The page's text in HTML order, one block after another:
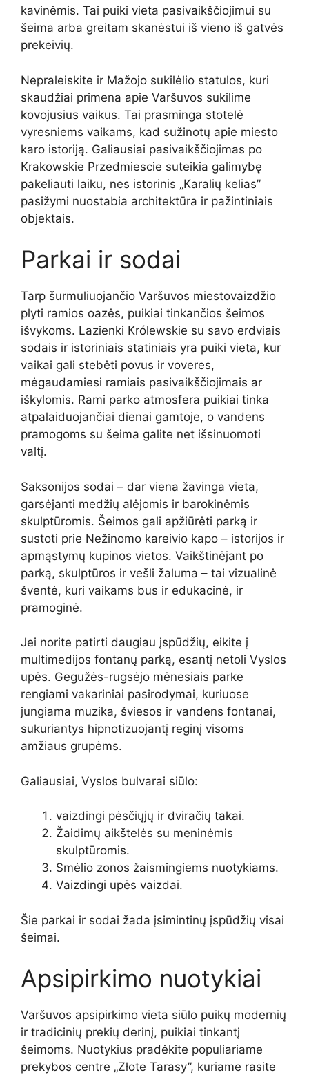
kavinėmis. Tai puiki vieta pasivaikščiojimui su
šeima arba greitam skanėstui iš vieno iš gatvės
prekeivių.
Nepraleiskite ir Mažojo sukilėlio statulos, kuri
skaudžiai primena apie Varšuvos sukilime
kovojusius vaikus. Tai prasminga stotelė
vyresniems vaikams, kad sužinotų apie miesto
karo istoriją. Galiausiai pasivaikščiojimas po
Krakowskie Przedmiescie suteikia galimybę
pakeliauti laiku, nes istorinis „Karalių kelias”
pasižymi nuostabia architektūra ir pažintiniais
objektais.
Parkai ir sodai
Tarp šurmuliuojančio Varšuvos miestovaizdžio
plyti ramios oazės, puikiai tinkančios šeimos
išvykoms. Lazienki Królewskie su savo erdviais
sodais ir istoriniais statiniais yra puiki vieta, kur
vaikai gali stebėti povus ir voveres,
mėgaudamiesi ramiais pasivaikščiojimais ar
iškylomis. Rami parko atmosfera puikiai tinka
atpalaiduojančiai dienai gamtoje, o vandens
pramogoms su šeima galite net išsinuomoti
valtį.
Saksonijos sodai – dar viena žavinga vieta,
garsėjanti medžių alėjomis ir barokinėmis
skulptūromis. Šeimos gali apžiūrėti parką ir
sustoti prie Nežinomo kareivio kapo – istorijos ir
apmąstymų kupinos vietos. Vaikštinėjant po
parką, skulptūros ir vešli žaluma – tai vizualinė
šventė, kuri vaikams bus ir edukacinė, ir
pramoginė.
Jei norite patirti daugiau įspūdžių, eikite į
multimedijos fontanų parką, esantį netoli Vyslos
upės. Gegužės-rugsėjo mėnesiais parke
rengiami vakariniai pasirodymai, kuriuose
jungiama muzika, šviesos ir vandens fontanai,
sukuriantys hipnotizuojantį reginį visoms
amžiaus grupėms.
Galiausiai, Vyslos bulvarai siūlo:
vaizdingi pėsčiųjų ir dviračių takai.
Žaidimų aikštelės su meninėmis
skulptūromis.
Smėlio zonos žaismingiems nuotykiams.
Vaizdingi upės vaizdai.
Šie parkai ir sodai žada įsimintinų įspūdžių visai
šeimai.
Apsipirkimo nuotykiai
Varšuvos apsipirkimo vieta siūlo puikų modernių
ir tradicinių prekių derinį, puikiai tinkantį
šeimoms. Nuotykius pradėkite populiariame
prekybos centre „Złote Tarasy”, kuriame rasite